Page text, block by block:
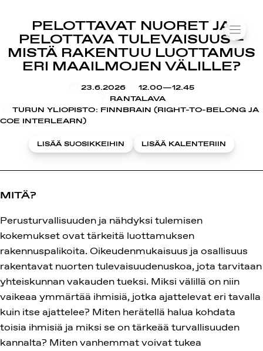
sisältöön
PELOTTAVAT NUORET JA
PELOTTAVA TULEVAISUUS –
MISTÄ RAKENTUU LUOTTAMUS
ERI MAAILMOJEN VÄLILLE?
23.6.2026
KLO
12.00—12.45
RANTALAVA
TURUN YLIOPISTO: FINNBRAIN (RIGHT-TO-BELONG JA
COE INTERLEARN)
LISÄÄ SUOSIKKEIHIN LISÄÄ KALENTERIIN
MITÄ?
Perusturvallisuuden ja nähdyksi tulemisen
kokemukset ovat tärkeitä luottamuksen
rakennuspalikoita. Oikeudenmukaisuus ja osallisuus
rakentavat nuorten tulevaisuudenuskoa, jota tarvitaan
yhteiskunnan vakauden tueksi. Miksi välillä on niin
vaikeaa ymmärtää ihmisiä, jotka ajattelevat eri tavalla
kuin itse ajattelee? Miten herätellä halua kohdata
toisia ihmisiä ja miksi se on tärkeää turvallisuuden
kannalta? Miten vanhemmat voivat tukea